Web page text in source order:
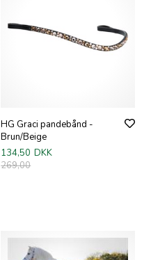
HG Graci pandebånd -
Brun/Beige
134,50 DKK
269,00